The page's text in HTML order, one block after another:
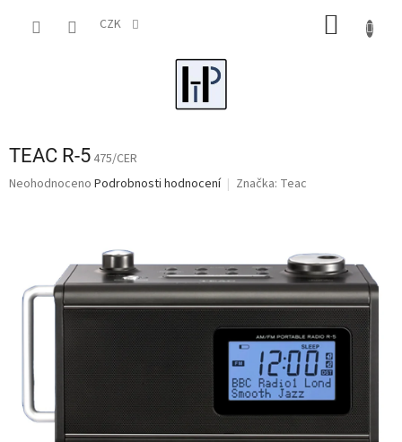
CZK
TEAC R-5 475/CER
Průměrné
hvězdiček.
Neohodnoceno Podrobnosti hodnocení Značka: Teac